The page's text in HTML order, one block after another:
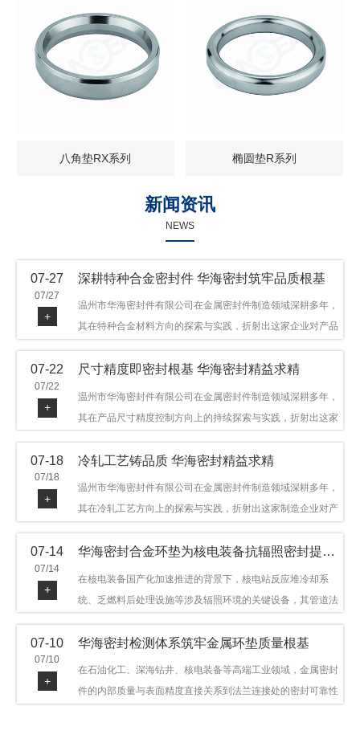
八角垫RX系列 椭圆垫R系列
新闻资讯
NEWS
07-27
07/27
+
深耕特种合金密封件 华海密封筑牢品质根基
温州市华海密封件有限公司在金属密封件制造领域深耕多年，
其在特种合金材料方向的探索与实践，折射出这家企业对产品
品，可提供多种材质方案，在石油机械、管道法兰、采油树、
07-22
07/22
+
尺寸精度即密封根基 华海密封精益求精
温州市华海密封件有限公司在金属密封件制造领域深耕多年，
其在产品尺寸精度控制方向上的持续探索与实践，折射出这家
产品，广泛应用于石油机械、管道法兰、采油树、井口装置等
领域。本文从尺寸精度的技术内涵及企业工艺积累等角度，呈
现华海密封在该领域的务实探索与稳步发展。
07-18
07/18
+
冷轧工艺铸品质 华海密封精益求精
温州市华海密封件有限公司在金属密封件制造领域深耕多年，
其在冷轧工艺方向上的探索与实践，折射出这家制造企业对产
品，广泛应用于石油机械、管道法兰、采油树、井口装置等领
步发展。
07-14
07/14
+
华海密封合金环垫为核电装备抗辐照密封提供可靠保障
在核电装备国产化加速推进的背景下，核电站反应堆冷却系
统、乏燃料后处理设施等涉及辐照环境的关键设备，其管道法
定与密封可靠。温州市华海密封件科技有限公司深耕金属密封
领域二十余年，依托八角垫、椭圆垫及RX/BX系列高压环垫等
全系列产品，以特种合金材质体系，为核电装备抗辐照密封提
供针对性配套方案。
07-10
07/10
+
华海密封检测体系筑牢金属环垫质量根基
在石油化工、深海钻井、核电装备等高端工业领域，金属密封
件的内部质量与表面精度直接关系到法兰连接处的密封可靠性